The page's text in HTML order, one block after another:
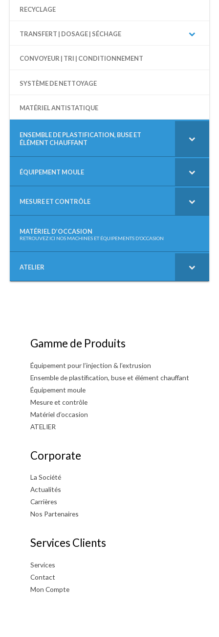
RECYCLAGE
TRANSFERT | DOSAGE | SÉCHAGE
CONVOYEUR | TRI | CONDITIONNEMENT
SYSTÈME DE NETTOYAGE
MATÉRIEL ANTISTATIQUE
ENSEMBLE DE PLASTIFICATION, BUSE ET
ÉLÉMENT CHAUFFANT
ÉQUIPEMENT MOULE
MESURE ET CONTRÔLE
MATÉRIEL D’OCCASION
–
RETROUVEZ ICI NOS MACHINES ET ÉQUIPEMENTS D’OCCASION
ATELIER
Gamme de Produits
Équipement pour l’injection & l’extrusion
Ensemble de plastification, buse et élément chauffant
Équipement moule
Mesure et contrôle
Matériel d’occasion
ATELIER
Corporate
La Société
Actualités
Carrières
Nos Partenaires
Services Clients
Services
Contact
Mon Compte